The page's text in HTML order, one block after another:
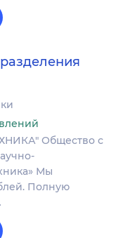
Общество с
Мы
Полную